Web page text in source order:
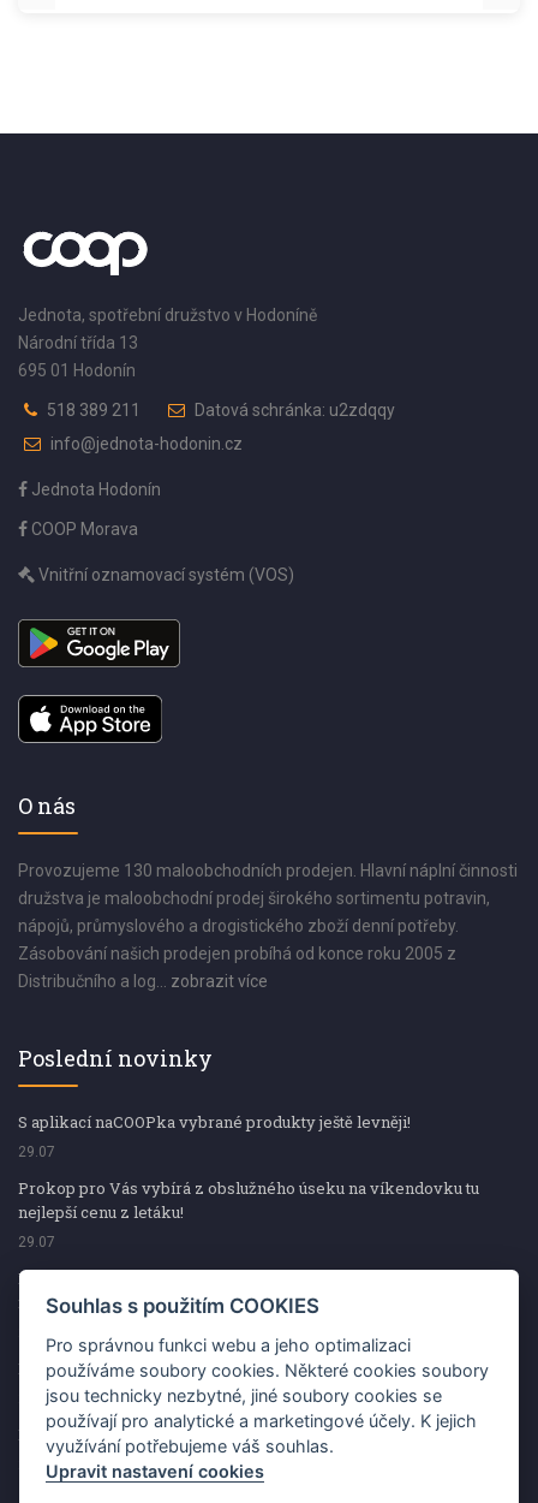
Jednota, spotřební družstvo v Hodoníně
Národní třída 13
695 01 Hodonín
518 389 211
Datová schránka: u2zdqqy
info@jednota-hodonin.cz
Jednota Hodonín
COOP Morava
Vnitřní oznamovací systém (VOS)
O nás
Provozujeme 130 maloobchodních prodejen. Hlavní náplní činnosti
družstva je maloobchodní prodej širokého sortimentu potravin,
nápojů, průmyslového a drogistického zboží denní potřeby.
Zásobování našich prodejen probíhá od konce roku 2005 z
Distribučního a log... zobrazit více
Poslední novinky
S aplikací naCOOPka vybrané produkty ještě levněji!
29.07
Prokop pro Vás vybírá z obslužného úseku na víkendovku tu
nejlepší cenu z letáku!
29.07
Prokop pro Vás vybírá z obslužného úseku na víkendovku tu
nejlepší cenu z letáku!
Kup špekáčky od Váhaly a vyhraj s naCOOPkou sekerku Fiskars
29.07
Prokop pro Vás vybírá na víkendovku ty nejlepší ceny z letáku!
29.07
Souhlas s použitím COOKIES
Pro správnou funkci webu a jeho optimalizaci
používáme soubory cookies. Některé cookies soubory
jsou technicky nezbytné, jiné soubory cookies se
používají pro analytické a marketingové účely. K jejich
využívání potřebujeme váš souhlas.
Upravit nastavení cookies